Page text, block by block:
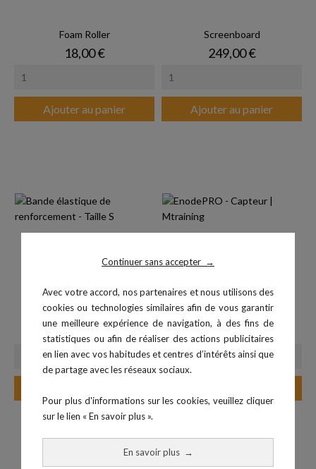
Continuer sans accepter →
Avec votre accord, nos partenaires et nous utilisons des
cookies ou technologies similaires afin de vous garantir
une meilleure expérience de navigation, à des fins de
statistiques ou afin de réaliser des actions publicitaires
en lien avec vos habitudes et centres d’intérêts ainsi que
de partage avec les réseaux sociaux.
Pour plus d'informations sur les cookies, veuillez cliquer
sur le lien « En savoir plus ».
En savoir plus →
Foam Roller
Prix
18,00 €
Ajouter au panier
Screenboard
Prix
249,00 €
Ajouter au panier
Bande élastique de
renforcement...
Prix
8,60 €
EnodePRO - Capteur
Prix
329,00 €